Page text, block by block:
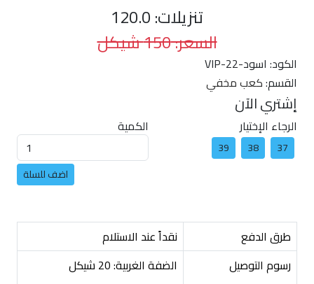
تنزيلات: 120.0
السعر: 150 شيكل
الكود: VIP-22-اسود
القسم:كعب مخفي
إشتري الآن
الرجاء الإختيار
37
38
39
الكمية
طرق الدفع
نقداً عند الاستلام
رسوم التوصيل
الضفة الغربية: 20 شيكل